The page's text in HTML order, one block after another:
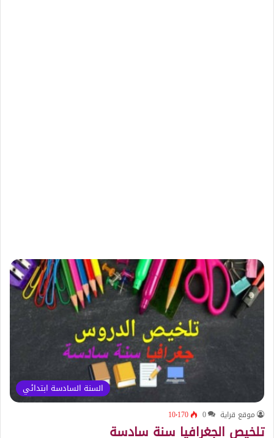
السنة السادسة ابتدائي
موقع قراية 0 10٬170
تلخيص الجغرافيا سنة سادسة